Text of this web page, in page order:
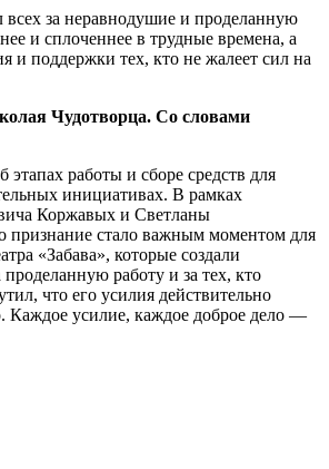
за неравнодушие и проделанную
и сплоченнее в трудные времена, а
и поддержки тех, кто не жалеет сил на
Чудотворца. Со словами
работы и сборе средств для
инициативах. В рамках
Коржавых и Светланы
признание стало важным моментом для
«Забава», которые создали
работу и за тех, кто
что его усилия действительно
Каждое усилие, каждое доброе дело —